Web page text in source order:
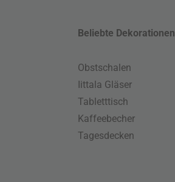
Beliebte Dekorationen
Obstschalen
Iittala Gläser
Tabletttisch
Kaffeebecher
Tagesdecken